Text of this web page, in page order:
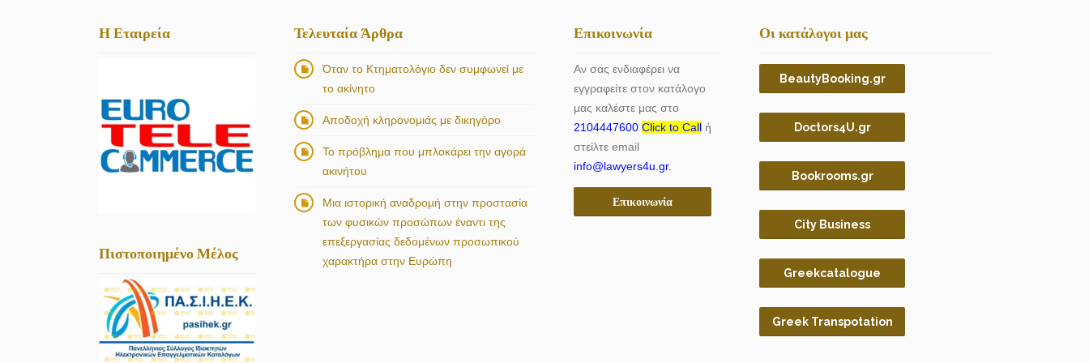
Η Εταιρεία
Πιστοποιημένο Μέλος
Τελευταία Άρθρα
Όταν το Κτηματολόγιο δεν συμφωνεί με
το ακίνητο
Αποδοχή κληρονομιάς με δικηγόρο
Το πρόβλημα που μπλοκάρει την αγορά
ακινήτου
Μια ιστορική αναδρομή στην προστασία
των φυσικών προσώπων έναντι της
επεξεργασίας δεδομένων προσωπικού
χαρακτήρα στην Ευρώπη
Επικοινωνία
Αν σας ενδιαφέρει να
εγγραφείτε στον κατάλογο
μας καλέστε μας στο
2104447600 Click to Callή
στείλτε email
info@lawyers4u.gr.
Επικοινωνία
Οι κατάλογοι μας
BeautyBooking.gr
Doctors4U.gr
Bookrooms.gr
City Business
Greekcatalogue
Greek Transpotation